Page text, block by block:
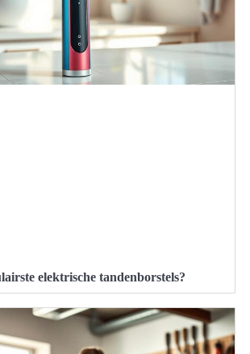
elektrische tandenborstels?